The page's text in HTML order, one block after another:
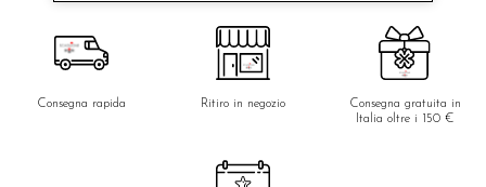
Consegna rapida Ritiro in negozio
Consegna gratuita in
Italia oltre i 150 €